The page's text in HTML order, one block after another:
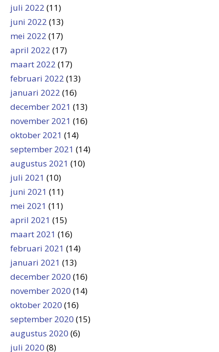
juli 2022 (11)
juni 2022 (13)
mei 2022 (17)
april 2022 (17)
maart 2022 (17)
februari 2022 (13)
januari 2022 (16)
december 2021 (13)
november 2021 (16)
oktober 2021 (14)
september 2021 (14)
augustus 2021 (10)
juli 2021 (10)
juni 2021 (11)
mei 2021 (11)
april 2021 (15)
maart 2021 (16)
februari 2021 (14)
januari 2021 (13)
december 2020 (16)
november 2020 (14)
oktober 2020 (16)
september 2020 (15)
augustus 2020 (6)
juli 2020 (8)